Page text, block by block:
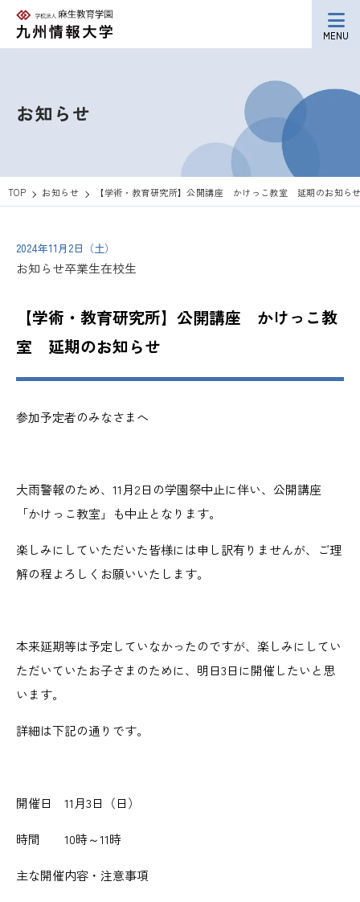
MENU
お知らせ
TOP お知らせ 【学術・教育研究所】公開講座 かけっこ教室 延期のお知ら
2024年11月2日（土）
お知らせ卒業生在校生
【学術・教育研究所】公開講座 かけっこ教
室 延期のお知らせ
参加予定者のみなさまへ
大雨警報のため、11月2日の学園祭中止に伴い、公開講座
「かけっこ教室」も中止となります。
楽しみにしていただいた皆様には申し訳有りませんが、ご理
解の程よろしくお願いいたします。
本来延期等は予定していなかったのですが、楽しみにしてい
ただいていたお子さまのために、明日3日に開催したいと思
います。
詳細は下記の通りです。
開催日 11月3日（日）
時間 10時～11時
主な開催内容・注意事項